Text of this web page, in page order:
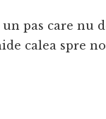
pas care nu
calea spre